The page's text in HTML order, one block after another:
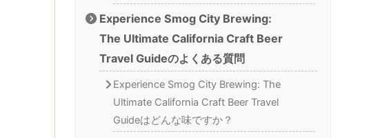
Experience Smog City Brewing:
The Ultimate California Craft Beer
Travel Guideのよくある質問
Experience Smog City Brewing: The
Ultimate California Craft Beer Travel
Guideはどんな味ですか？